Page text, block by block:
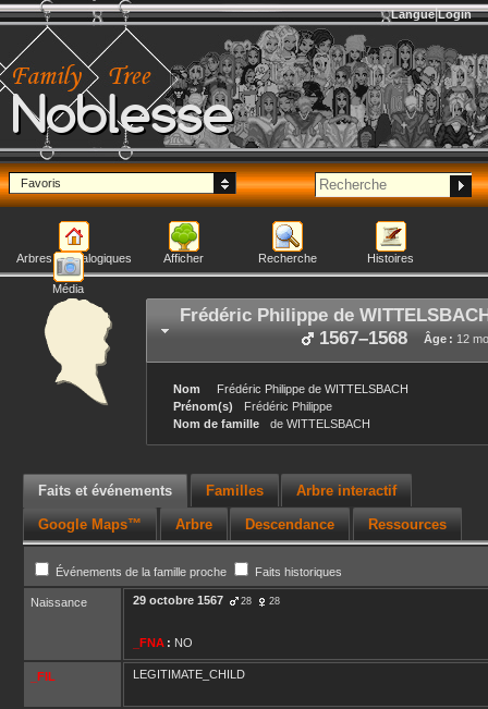
Noblesse
Langue Login
Favoris
Arbres généalogiques Afficher Recherche Histoires
Média
Frédéric Philippe de
Âge : 12
1567–1568
Nom Frédéric Philippe de WITTELSBACH
Prénom(s)
Frédéric Philippe
Nom de famille
de WITTELSBACH
Faits et événements Familles Arbre interactif
Google Maps™ Arbre Descendance Ressources
Événements de la famille proche Faits historiques
Naissance 29 octobre 1567 28 28
_FNA : NO
_FIL LEGITIMATE_CHILD